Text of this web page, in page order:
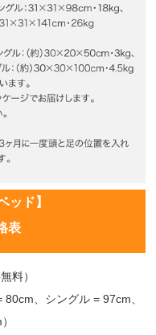
ッド】
表
料）
、シングル = 97cm、